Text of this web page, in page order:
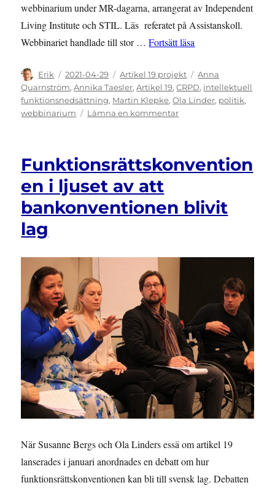
webbinarium under MR-dagarna, arrangerat av Independent
Living Institute och STIL. Läs referatet på Assistanskoll.
Webbinariet handlade till stor …Fortsätt läsa
Författare
Erik
Publicerat
den
2021-04-29 Kategorier
Artikel 19 projekt Etiketter
Anna
Quarnström,Annika Taesler,Artikel 19,CRPD, intellektuell
funktionsnedsättning, Martin Klepke,Ola Linder, politik,
webbinarium
Lämna en kommentartill
rättigheter
Funktionsrättskonvention
en i ljuset av att
bankonventionen blivit
lag
När Susanne Bergs och Ola Linders essä om artikel 19
lanserades i januari anordnades en debatt om hur
funktionsrättskonventionen kan bli till svensk lag. Debatten